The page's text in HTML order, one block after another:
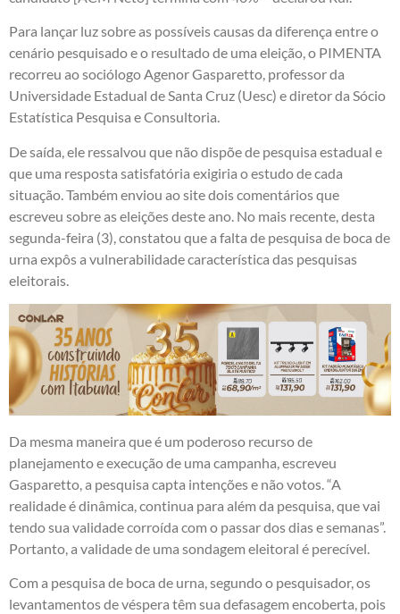
Para lançar luz sobre as possíveis causas da diferença entre o
cenário pesquisado e o resultado de uma eleição, o PIMENTA
recorreu ao sociólogo Agenor Gasparetto, professor da
Universidade Estadual de Santa Cruz (Uesc) e diretor da Sócio
Estatística Pesquisa e Consultoria.
De saída, ele ressalvou que não dispõe de pesquisa estadual e
que uma resposta satisfatória exigiria o estudo de cada
situação. Também enviou ao site dois comentários que
escreveu sobre as eleições deste ano. No mais recente, desta
segunda-feira (3), constatou que a falta de pesquisa de boca de
urna expôs a vulnerabilidade característica das pesquisas
eleitorais.
Da mesma maneira que é um poderoso recurso de
planejamento e execução de uma campanha, escreveu
Gasparetto, a pesquisa capta intenções e não votos. “A
realidade é dinâmica, continua para além da pesquisa, que vai
tendo sua validade corroída com o passar dos dias e semanas”.
Portanto, a validade de uma sondagem eleitoral é perecível.
Com a pesquisa de boca de urna, segundo o pesquisador, os
levantamentos de véspera têm sua defasagem encoberta, pois